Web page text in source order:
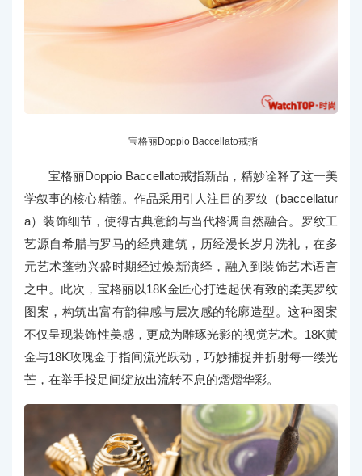
宝格丽Doppio Baccellato戒指
宝格丽Doppio Baccellato戒指新品，精妙诠释了这一美
学叙事的核心精髓。作品采用引人注目的罗纹（baccellatur
a）装饰细节，使得古典意韵与当代格调自然融合。罗纹工
艺源自希腊与罗马的经典建筑，历经漫长岁月洗礼，在多
元艺术蓬勃兴盛时期经过焕新演绎，融入到装饰艺术语言
之中。此次，宝格丽以18K金匠心打造起伏有致的柔美罗纹
图案，构筑出富有韵律感与层次感的轮廓造型。这种图案
不仅呈现装饰性美感，更成为雕琢光影的视觉艺术。18K黄
金与18K玫瑰金于指间流光跃动，巧妙捕捉并折射每一缕光
芒，在举手投足间绽放出流转不息的熠熠华彩。